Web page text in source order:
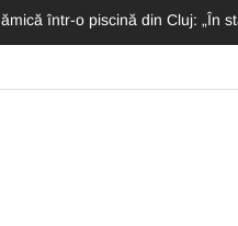
pe DN1! Avea doar 36